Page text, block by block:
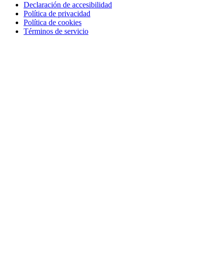
Declaración de accesibilidad
Política de privacidad
Política de cookies
Términos de servicio